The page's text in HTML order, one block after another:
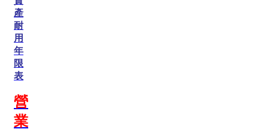
產
耐
用
年
限
表
營
業